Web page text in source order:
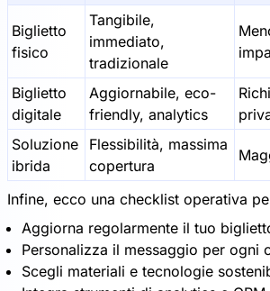
Biglietto
fisico
Tangibile,
immediato,
tradizionale
Biglietto
digitale
Aggiornabile, eco-
friendly, analytics
Soluzione
ibrida
Flessibilità, massima
copertura
Infine, ecco una checklist operativa
Aggiorna regolarmente il tuo
Personalizza il messaggio per ogni
Scegli materiali e tecnologie